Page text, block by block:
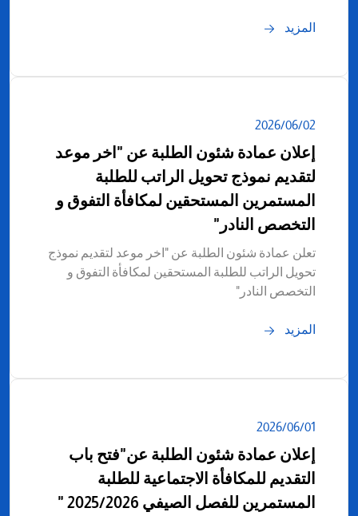
المزيد
02‏/06‏/2026
إعلان عمادة شئون الطلبة عن "اخر موعد
لتقديم نموذج تحويل الراتب للطلبة
المستمرين المستحقين لمكافأة التفوق و
التخصص النادر"
تعلن عمادة شئون الطلبة عن "اخر موعد لتقديم نموذج
تحويل الراتب للطلبة المستحقين لمكافأة التفوق و
التخصص النادر"
المزيد
01‏/06‏/2026
إعلان عمادة شئون الطلبة عن"فتح باب
التقديم للمكافأة الاجتماعية للطلبة
المستمرين للفصل الصيفي 2025/2026 "